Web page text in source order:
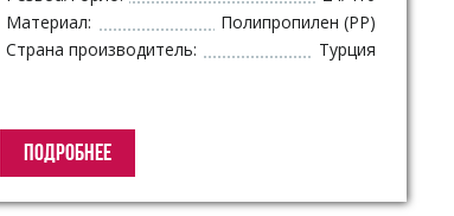
Материал:
Полипропилен (PP)
Страна производитель:
Турция
ПОДРОБНЕЕ